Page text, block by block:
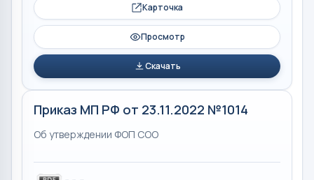
Карточка
Просмотр
Скачать
Приказ МП РФ от 23.11.2022 №1014
Об утверждении ФОП СОО